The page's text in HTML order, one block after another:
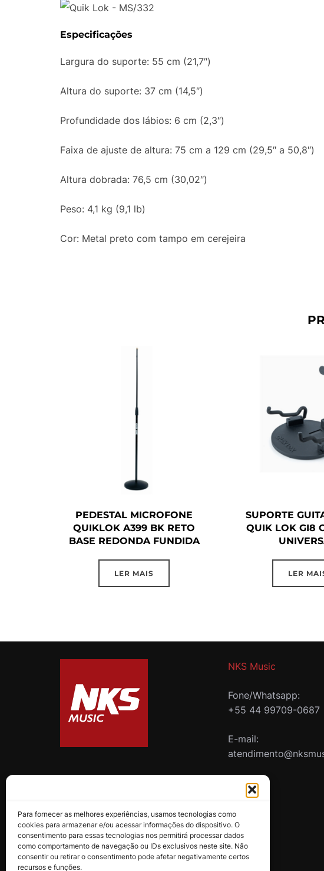
Para fornecer as melhores experiências, usamos tecnologias como
cookies para armazenar e/ou acessar informações do dispositivo. O
consentimento para essas tecnologias nos permitirá processar dados
como comportamento de navegação ou IDs exclusivos neste site. Não
consentir ou retirar o consentimento pode afetar negativamente certos
recursos e funções.
Especificações
Largura do suporte: 55 cm (21,7″)
Altura do suporte: 37 cm (14,5″)
Profundidade dos lábios: 6 cm (2,3″)
Faixa de ajuste de altura: 75 cm a 129 cm (29,5″ a 50,8″)
Altura dobrada: 76,5 cm (30,02″)
Peso: 4,1 kg (9,1 lb)
Cor: Metal preto com tampo em cerejeira
PEDESTAL MICROFONE
QUIKLOK A399 BK RETO
BASE REDONDA FUNDIDA
LER MAIS
SUPORTE
QUIK LOK GI8
LER
NKS Music
Fone/Whatsapp:
+55 44 99709-0687
E-mail: